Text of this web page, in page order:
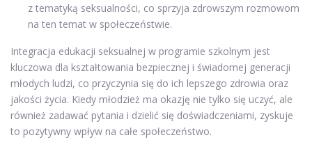
z tematyką seksualności, co sprzyja zdrowszym rozmowom
na ten temat w społeczeństwie.
Integracja edukacji seksualnej w programie szkolnym jest
kluczowa dla kształtowania bezpiecznej i świadomej generacji
młodych ludzi, co przyczynia się do ich lepszego zdrowia oraz
jakości życia. Kiedy młodzież ma okazję nie tylko się uczyć, ale
również zadawać pytania i dzielić się doświadczeniami, zyskuje
to pozytywny wpływ na całe społeczeństwo.